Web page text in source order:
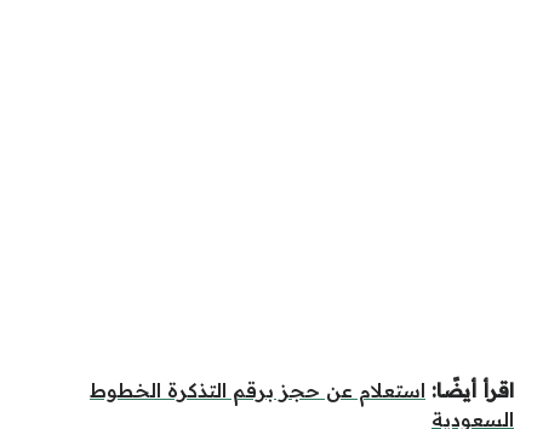
اقرأ أيضًا: استعلام عن حجز برقم التذكرة الخطوط
السعودية